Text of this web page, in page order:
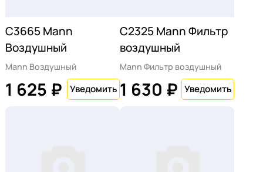
C3665 Mann
Воздушный
Mann Воздушный
1 625 ₽
C2325 Mann Фильтр
воздушный
Mann Фильтр воздушный
1 630 ₽